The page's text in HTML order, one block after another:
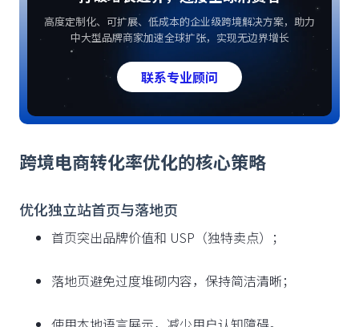
高度定制化、可扩展、低成本的企业级跨境解决方案，助力
中大型品牌商家加速全球扩张，实现无边界增长
联系专业顾问
跨境电商转化率优化的核心策略
优化独立站首页与落地页
首页突出品牌价值和 USP（独特卖点）；
落地页避免过度堆砌内容，保持简洁清晰；